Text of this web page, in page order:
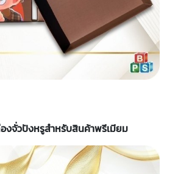
งจั่วปังหรูสำหรับสินค้าพรีเมียม